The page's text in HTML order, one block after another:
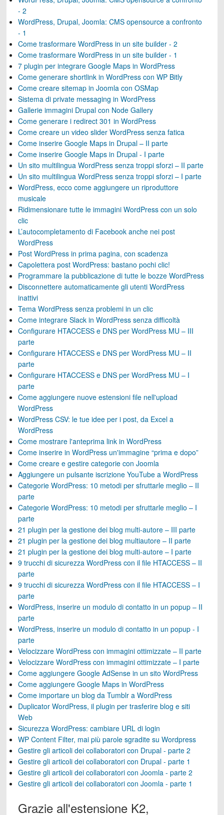
- 2
WordPress, Drupal, Joomla: CMS opensource a confronto
- 1
Come trasformare WordPress in un site builder - 2
Come trasformare WordPress in un site builder - 1
7 plugin per integrare Google Maps in WordPress
Come generare shortlink in WordPress con WP Bitly
Come creare sitemap in Joomla con OSMap
Sistema di private messaging in WordPress
Gallerie immagini Drupal con Node Gallery
Come generare i redirect 301 in WordPress
Come creare un video slider WordPress senza fatica
Come inserire Google Maps in Drupal – II parte
Come inserire Google Maps in Drupal - I parte
Un sito multilingua WordPress senza troppi sforzi – II parte
Un sito multilingua WordPress senza troppi sforzi – I parte
WordPress, ecco come aggiungere un riproduttore
musicale
Ridimensionare tutte le immagini WordPress con un solo
clic
L’autocompletamento di Facebook anche nei post
WordPress
Post WordPress in prima pagina, con scadenza
Capolettera post WordPress: bastano pochi clic!
Programmare la pubblicazione di tutte le bozze WordPress
Disconnettere automaticamente gli utenti WordPress
inattivi
Tema WordPress senza problemi in un clic
Come integrare Slack in WordPress senza difficoltà
Configurare HTACCESS e DNS per WordPress MU – III
parte
Configurare HTACCESS e DNS per WordPress MU – II
parte
Configurare HTACCESS e DNS per WordPress MU – I
parte
Come aggiungere nuove estensioni file nell'upload
WordPress
WordPress CSV: le tue idee per i post, da Excel a
WordPress
Come mostrare l'anteprima link in WordPress
Come inserire in WordPress un'immagine “prima e dopo”
Come creare e gestire categorie con Joomla
Aggiungere un pulsante iscrizione YouTube a WordPress
Categorie WordPress: 10 metodi per sfruttarle meglio – II
parte
Categorie WordPress: 10 metodi per sfruttarle meglio – I
parte
21 plugin per la gestione dei blog multi-autore – III parte
21 plugin per la gestione dei blog multiautore – II parte
21 plugin per la gestione dei blog multi-autore – I parte
9 trucchi di sicurezza WordPress con il file HTACCESS – II
parte
9 trucchi di sicurezza WordPress con il file HTACCESS – I
parte
WordPress, inserire un modulo di contatto in un popup – II
parte
WordPress, inserire un modulo di contatto in un popup - I
parte
Velocizzare WordPress con immagini ottimizzate – II parte
Velocizzare WordPress con immagini ottimizzate – I parte
Come aggiungere Google AdSense in un sito WordPress
Come aggiungere Google Maps in WordPress
Come importare un blog da Tumblr a WordPress
Duplicator WordPress, il plugin per trasferire blog e siti
Web
Sicurezza WordPress: cambiare URL di login
WP Content Filter, mai più parole sgradite su Wordpress
Gestire gli articoli dei collaboratori con Drupal - parte 2
Gestire gli articoli dei collaboratori con Drupal - parte 1
Gestire gli articoli dei collaboratori con Joomla - parte 2
Gestire gli articoli dei collaboratori con Joomla - parte 1
Grazie all'estensione K2,